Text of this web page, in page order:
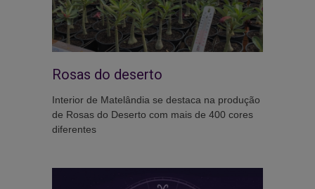
Rosas do deserto
Interior de Matelândia se destaca na produção
de Rosas do Deserto com mais de 400 cores
diferentes